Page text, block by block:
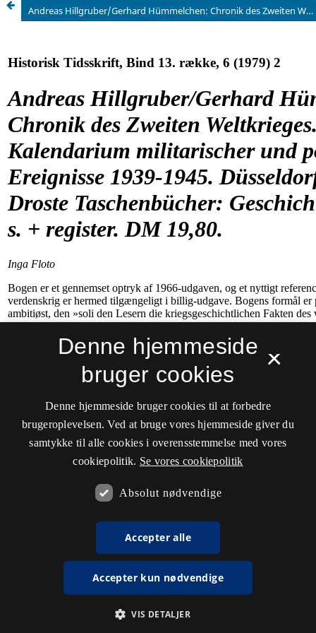
Andreas Hillgruber/Gerhard Hümmelchen: Chronik des Zweiten Weltkrieges. Kalendarium militarischer und politischer Ereignisse 1939-1945. Düsseldorf, Athenäum/ Droste Taschenbücher: Geschichte 1978. 296 s. + register. DM 19,80.
×
Denne hjemmeside
bruger cookies
Denne hjemmeside bruger cookies til at forbedre
brugeroplevelsen. Ved at bruge vores hjemmeside giver du
samtykke til alle cookies i overensstemmelse med vores
cookiepolitik. Se vores cookiepolitik
Absolut nødvendige
Accepter alle
Accepter kun nødvendige
VIS DETALJER